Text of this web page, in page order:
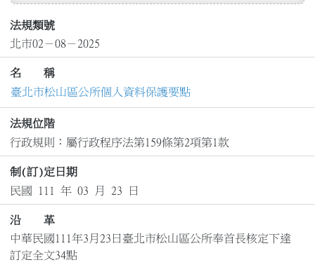
法規類號
北市02－08－2025
名 稱
臺北市松山區公所個人資料保護要點
法規位階
行政規則：屬行政程序法第159條第2項第1款
制(訂)定日期
民國 111 年 03 月 23 日
沿 革
中華民國111年3月23日臺北市松山區公所奉首長核定下達
訂定全文34點